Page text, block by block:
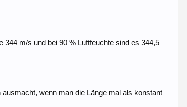
344 m/s und bei 90 % Luftfeuchte sind es 344,5
wenn man die Länge mal als konstant